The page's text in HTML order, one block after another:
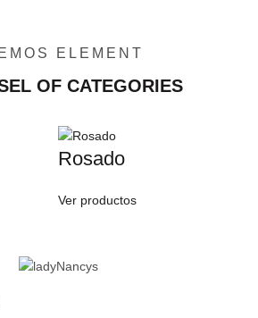
ELEMENT
OF CATEGORIES
Rosado
Ver productos